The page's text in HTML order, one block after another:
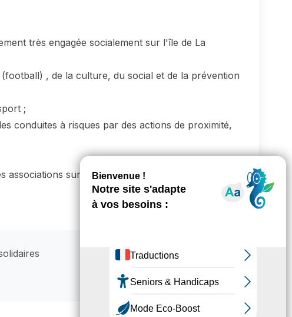
très engagée socialement sur l'île de La
, de la culture, du social et de la prévention
;
conduites à risques par des actions de proximité,
sur le territoire de la commune de